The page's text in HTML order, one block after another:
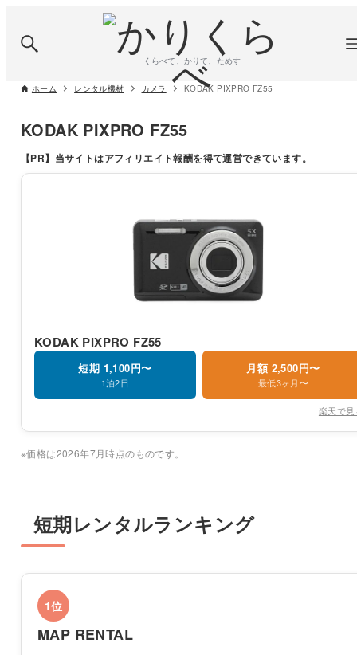
くらべて、かりて、ためす
ホーム レンタル機材 カメラ KODAK PIXPRO FZ55
KODAK PIXPRO FZ55
【PR】 当サイトはアフィリエイト報酬を得て運営できています。
KODAK PIXPRO FZ55
短期 1,100円〜
1泊2日
月額 2,500円〜
最低3ヶ月〜
楽天で
※価格は2026年7月時点のものです。
短期レンタルランキング
1位
MAP RENTAL